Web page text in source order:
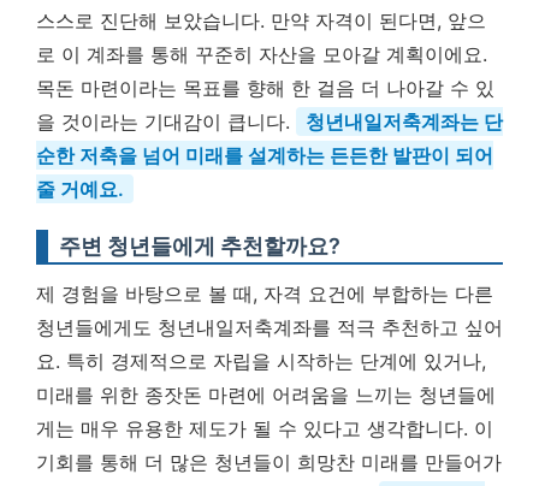
스스로 진단해 보았습니다. 만약 자격이 된다면, 앞으
로 이 계좌를 통해 꾸준히 자산을 모아갈 계획이에요.
목돈 마련이라는 목표를 향해 한 걸음 더 나아갈 수 있
을 것이라는 기대감이 큽니다.
청년내일저축계좌는 단
순한 저축을 넘어 미래를 설계하는 든든한 발판이 되어
줄 거예요.
주변 청년들에게 추천할까요?
제 경험을 바탕으로 볼 때, 자격 요건에 부합하는 다른
청년들에게도 청년내일저축계좌를 적극 추천하고 싶어
요. 특히 경제적으로 자립을 시작하는 단계에 있거나,
미래를 위한 종잣돈 마련에 어려움을 느끼는 청년들에
게는 매우 유용한 제도가 될 수 있다고 생각합니다. 이
기회를 통해 더 많은 청년들이 희망찬 미래를 만들어가